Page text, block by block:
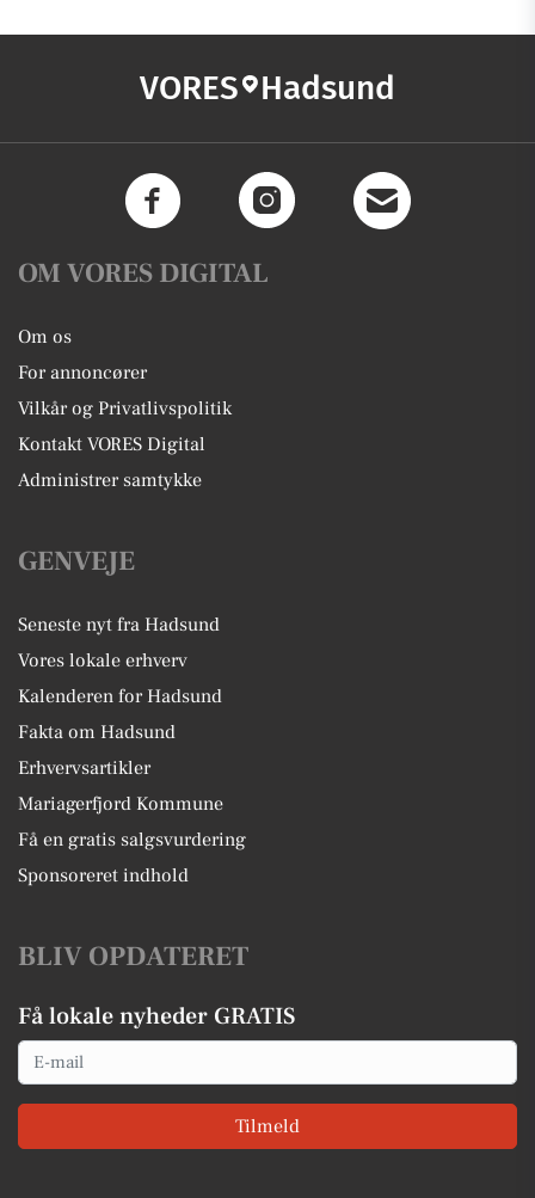
VORES Hadsund
OM VORES DIGITAL
Om os
For annoncører
Vilkår og Privatlivspolitik
Kontakt VORES Digital
Administrer samtykke
GENVEJE
Seneste nyt fra Hadsund
Vores lokale erhverv
Kalenderen for Hadsund
Fakta om Hadsund
Erhvervsartikler
Mariagerfjord Kommune
Få en gratis salgsvurdering
Sponsoreret indhold
BLIV OPDATERET
Få lokale nyheder GRATIS
Email
Tilmeld